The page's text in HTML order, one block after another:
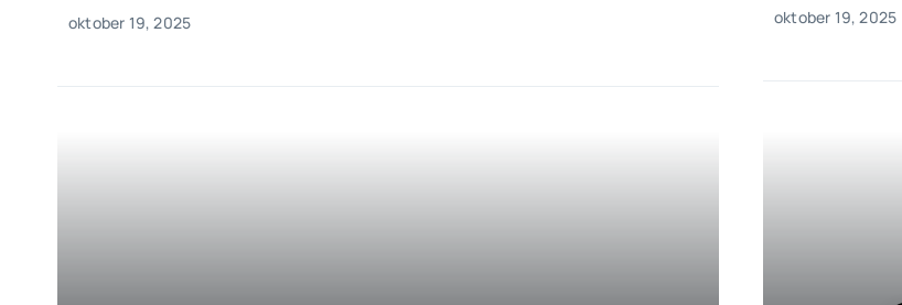
oktober 19, 2025 oktober 19, 2025